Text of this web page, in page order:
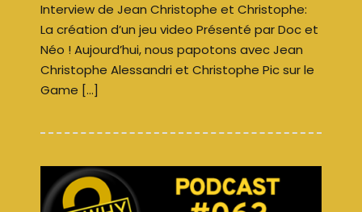
Interview de Jean Christophe et Christophe:
La création d’un jeu video Présenté par Doc et
Néo ! Aujourd’hui, nous papotons avec Jean
Christophe Alessandri et Christophe Pic sur le
Game […]